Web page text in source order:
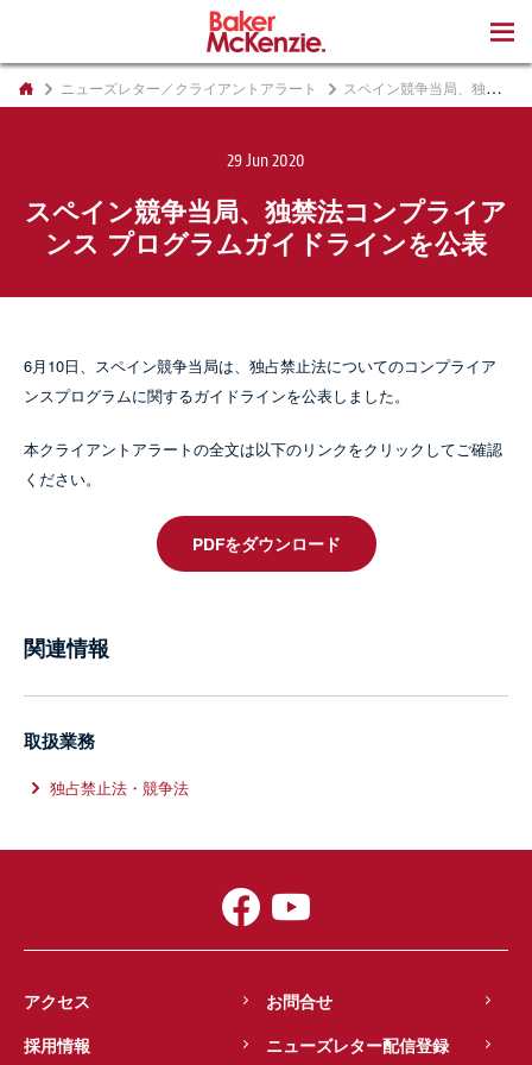
ニューズレター／クライアントアラート スペイン競争当局、独禁法コンプライアンス プログラムガイドラインを公表
29 Jun 2020
スペイン競争当局、独禁法コンプライア
ンス プログラムガイドラインを公表
6月10日、スペイン競争当局は、独占禁止法についてのコンプライア
ンスプログラムに関するガイドラインを公表しました。
本クライアントアラートの全文は以下のリンクをクリックしてご確認
ください。
PDFをダウンロード
関連情報
取扱業務
独占禁止法・競争法
アクセス
お問合せ
採用情報
ニューズレター配信登録